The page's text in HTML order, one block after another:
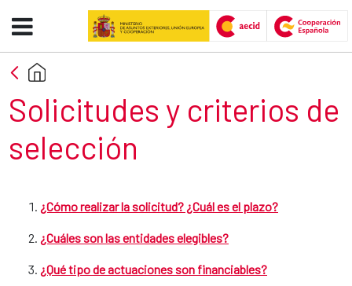
Skip to Main Content
Solicitudes y criterios de
Section title
Solicitudes y criterios de
selección
¿Cómo realizar la solicitud? ¿Cuál es el plazo?
¿Cuáles son las entidades elegibles?
¿Qué tipo de actuaciones son financiables?